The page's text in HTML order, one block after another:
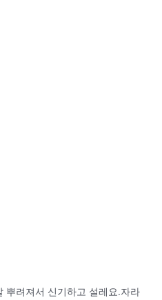
뿌려져서 신기하고 설레요.자라